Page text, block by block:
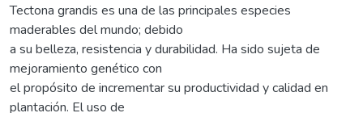
Tectona grandis es una de las principales especies
maderables del mundo; debido
a su belleza, resistencia y durabilidad. Ha sido sujeta de
mejoramiento genético con
el propósito de incrementar su productividad y calidad en
plantación. El uso de